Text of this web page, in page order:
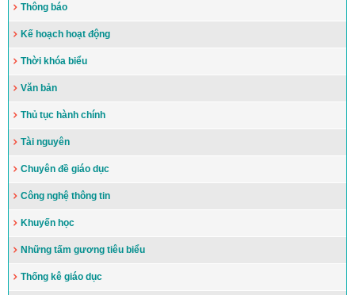
Thông báo
Kế hoạch hoạt động
Thời khóa biểu
Văn bản
Thủ tục hành chính
Tài nguyên
Chuyên đề giáo dục
Công nghệ thông tin
Khuyến học
Những tấm gương tiêu biểu
Thống kê giáo dục